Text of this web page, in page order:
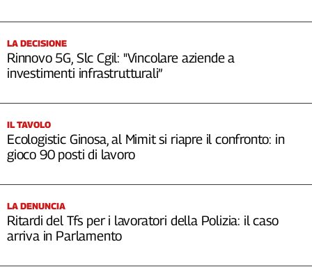
LA DECISIONE
Rinnovo 5G, Slc Cgil: "Vincolare aziende a
investimenti infrastrutturali”
IL TAVOLO
Ecologistic Ginosa, al Mimit si riapre il confronto: in
gioco 90 posti di lavoro
LA DENUNCIA
Ritardi del Tfs per i lavoratori della Polizia: il caso
arriva in Parlamento